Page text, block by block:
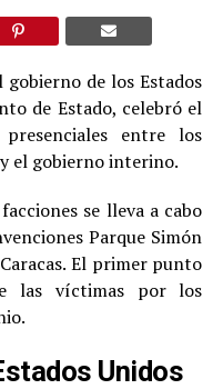
de los Estados
de Estado, celebró el
entre los
el gobierno interino.
se lleva a cabo
Parque Simón
El primer punto
las víctimas por los
Unidos